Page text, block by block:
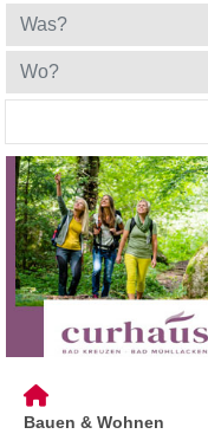
Bauen & Wohnen